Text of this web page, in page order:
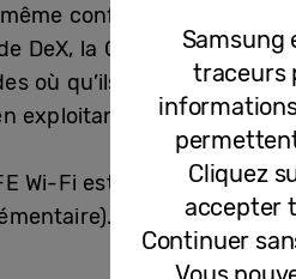
confort et le même
DeX, la Galaxy Tab S7
où qu’ils soient. Ils
exploitant les synergies
Wi-Fi est proposée en
De quoi
Samsung
traceurs
Cliquez
accepter
Continuer
Vous